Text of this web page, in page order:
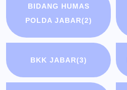
BIDANG HUMAS
POLDA JABAR(2)
BKK JABAR(3)